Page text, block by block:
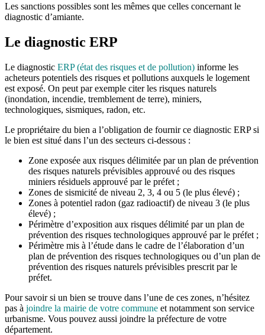
Les sanctions possibles sont les mêmes que celles concernant le
diagnostic d’amiante.
Le diagnostic ERP
Le diagnostic ERP (état des risques et de pollution) informe les
acheteurs potentiels des risques et pollutions auxquels le logement
est exposé. On peut par exemple citer les risques naturels
(inondation, incendie, tremblement de terre), miniers,
technologiques, sismiques, radon, etc.
Le propriétaire du bien a l’obligation de fournir ce diagnostic ERP si
le bien est situé dans l’un des secteurs ci-dessous :
Zone exposée aux risques délimitée par un plan de prévention
des risques naturels prévisibles approuvé ou des risques
miniers résiduels approuvé par le préfet ;
Zones de sismicité de niveau 2, 3, 4 ou 5 (le plus élevé) ;
Zones à potentiel radon (gaz radioactif) de niveau 3 (le plus
élevé) ;
Périmètre d’exposition aux risques délimité par un plan de
prévention des risques technologiques approuvé par le préfet ;
Périmètre mis à l’étude dans le cadre de l’élaboration d’un
plan de prévention des risques technologiques ou d’un plan de
prévention des risques naturels prévisibles prescrit par le
préfet.
Pour savoir si un bien se trouve dans l’une de ces zones, n’hésitez
pas à joindre la mairie de votre commune et notamment son service
urbanisme. Vous pouvez aussi joindre la préfecture de votre
département.